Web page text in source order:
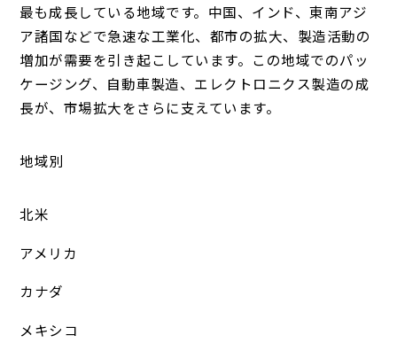
最も成長している地域です。中国、インド、東南アジ
ア諸国などで急速な工業化、都市の拡大、製造活動の
増加が需要を引き起こしています。この地域でのパッ
ケージング、自動車製造、エレクトロニクス製造の成
長が、市場拡大をさらに支えています。
地域別
北米
アメリカ
カナダ
メキシコ